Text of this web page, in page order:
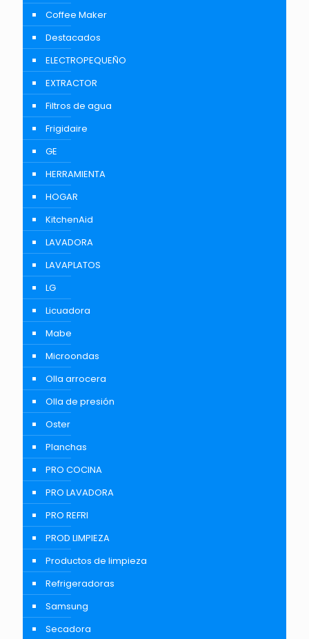
Coffee Maker
Destacados
ELECTROPEQUEÑO
EXTRACTOR
Filtros de agua
Frigidaire
GE
HERRAMIENTA
HOGAR
KitchenAid
LAVADORA
LAVAPLATOS
LG
Licuadora
Mabe
Microondas
Olla arrocera
Olla de presión
Oster
Planchas
PRO COCINA
PRO LAVADORA
PRO REFRI
PROD LIMPIEZA
Productos de limpieza
Refrigeradoras
Samsung
Secadora